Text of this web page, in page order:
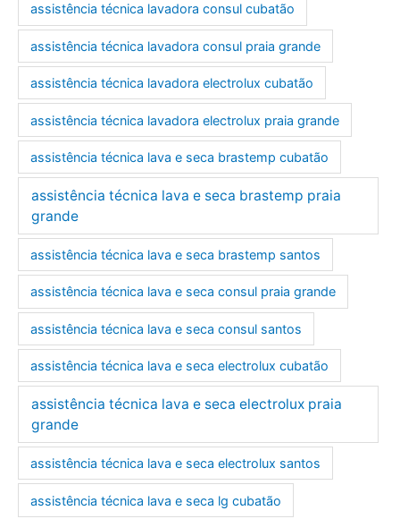
assistência técnica lavadora consul cubatão
assistência técnica lavadora consul praia grande
assistência técnica lavadora electrolux cubatão
assistência técnica lavadora electrolux praia grande
assistência técnica lava e seca brastemp cubatão
assistência técnica lava e seca brastemp praia
grande
assistência técnica lava e seca brastemp santos
assistência técnica lava e seca consul praia grande
assistência técnica lava e seca consul santos
assistência técnica lava e seca electrolux cubatão
assistência técnica lava e seca electrolux praia
grande
assistência técnica lava e seca electrolux santos
assistência técnica lava e seca lg cubatão